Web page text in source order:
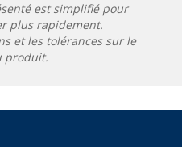
est simplifié pour
plus rapidement.
et les tolérances sur le
produit.